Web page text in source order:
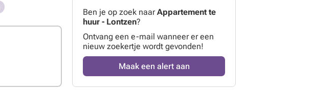
Ben je op zoek naarAppartement te
huur - Lontzen?
Ontvang een e-mail wanneer er een
nieuw zoekertje wordt gevonden!
Maak een alert aan